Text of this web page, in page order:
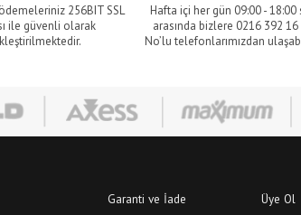
256BIT SSL
ile güvenli olarak
Hafta içi her gün 09:00 -
arasında bizlere 0216 392 16
No’lu telefonlarımızdan
Garanti ve İade
Üye Ol